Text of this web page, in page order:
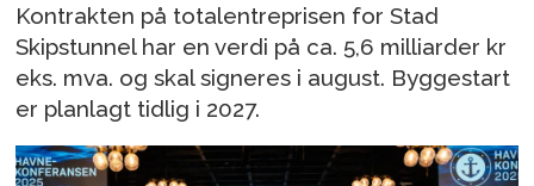
Kontrakten på totalentreprisen for Stad
Skipstunnel har en verdi på ca. 5,6 milliarder kr
eks. mva. og skal signeres i august. Byggestart
er planlagt tidlig i 2027.